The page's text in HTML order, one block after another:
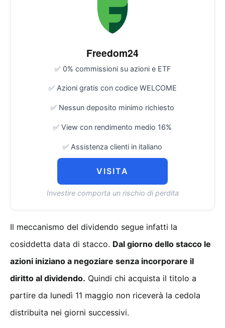
Freedom24
✅ 0% commissioni su azioni e ETF
✅ Azioni gratis con codice WELCOME
✅ Nessun deposito minimo richiesto
✅ View con rendimento medio 16%
✅ Assistenza clienti in italiano
VISITA
Investire comporta un rischio di perdita
Il meccanismo del dividendo segue infatti la
cosiddetta data di stacco. Dal giorno dello stacco le
azioni iniziano a negoziare senza incorporare il
diritto al dividendo. Quindi chi acquista il titolo a
partire da lunedì 11 maggio non riceverà la cedola
distribuita nei giorni successivi.